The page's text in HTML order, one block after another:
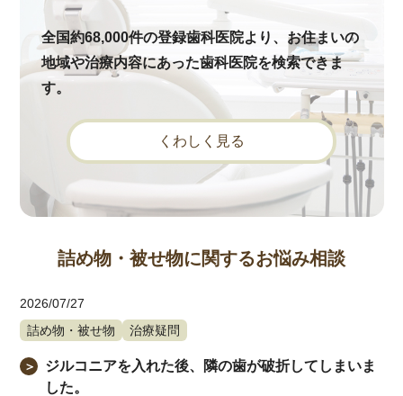
全国約68,000件の登録歯科医院より、お住まいの
地域や治療内容にあった歯科医院を検索できま
す。
くわしく見る
詰め物・被せ物に関するお悩み相談
2026/07/27
詰め物・被せ物
治療疑問
＞
ジルコニアを入れた後、隣の歯が破折してしまいま
した。